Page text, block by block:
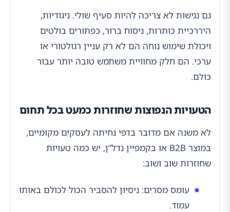
גם נגישות לא צריכה להיות סעיף שולי. ניגודיות,
היררכיית כותרות, ניסוח ברור, כפתורים בולטים
ויכולת שימוש נוחה הם לא רק עניין רגולטורי או
ערכי. הם חלק מחוויית משתמש טובה יותר עבור
כולם.
הטעויות הנפוצות שחוזרות כמעט בכל תחום
לא משנה אם מדובר בדפי נחיתה לעסקים מקומיים,
במוצר B2B או בקמפיין נדל”ן, יש כמה טעויות
שחוזרות שוב ושוב:
עומס מסרים: ניסיון להסביר הכול לכולם באותו
עמוד.